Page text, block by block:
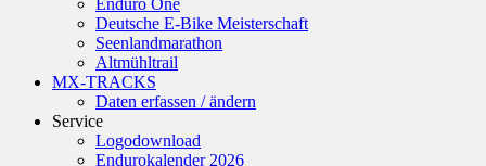
Enduro One
Deutsche E-Bike Meisterschaft
Seenlandmarathon
Altmühltrail
MX-TRACKS
Daten erfassen / ändern
Service
Logodownload
Endurokalender 2026